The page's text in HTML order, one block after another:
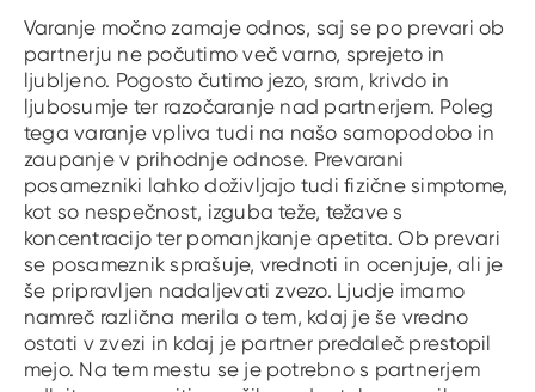
Varanje močno zamaje odnos, saj se po prevari ob
partnerju ne počutimo več varno, sprejeto in
ljubljeno. Pogosto čutimo jezo, sram, krivdo in
ljubosumje ter razočaranje nad partnerjem. Poleg
tega varanje vpliva tudi na našo samopodobo in
zaupanje v prihodnje odnose. Prevarani
posamezniki lahko doživljajo tudi fizične simptome,
kot so nespečnost, izguba teže, težave s
koncentracijo ter pomanjkanje apetita. Ob prevari
se posameznik sprašuje, vrednoti in ocenjuje, ali je
še pripravljen nadaljevati zvezo. Ljudje imamo
namreč različna merila o tem, kdaj je še vredno
ostati v zvezi in kdaj je partner predaleč prestopil
mejo. Na tem mestu se je potrebno s partnerjem